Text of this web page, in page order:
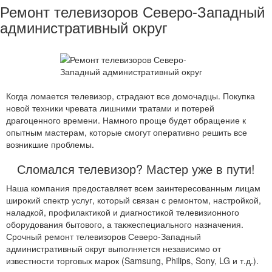
Ремонт телевизоров Северо-Западный
административный округ
Когда ломается телевизор, страдают все домочадцы. Покупка
новой техники чревата лишними тратами и потерей
драгоценного времени. Намного проще будет обращение к
опытным мастерам, которые смогут оперативно решить все
возникшие проблемы.
Сломался телевизор? Мастер уже в пути!
Наша компания предоставляет всем заинтересованным лицам
широкий спектр услуг, который связан с ремонтом, настройкой,
наладкой, профилактикой и диагностикой телевизионного
оборудования бытового, а такжеспециального назначения.
Срочный ремонт телевизоров Северо-Западный
административный округ выполняется независимо от
известности торговых марок (Samsung, Philips, Sony, LG и т.д.).